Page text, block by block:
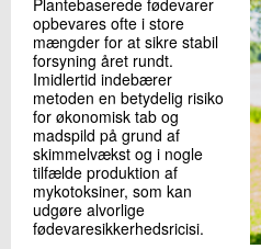
opbevares ofte i store
mængder for at sikre stabil
forsyning året rundt.
Imidlertid indebærer
metoden en betydelig risiko
for økonomisk tab og
madspild på grund af
skimmelvækst og i nogle
tilfælde produktion af
mykotoksiner, som kan
udgøre alvorlige
fødevaresikkerhedsricisi.